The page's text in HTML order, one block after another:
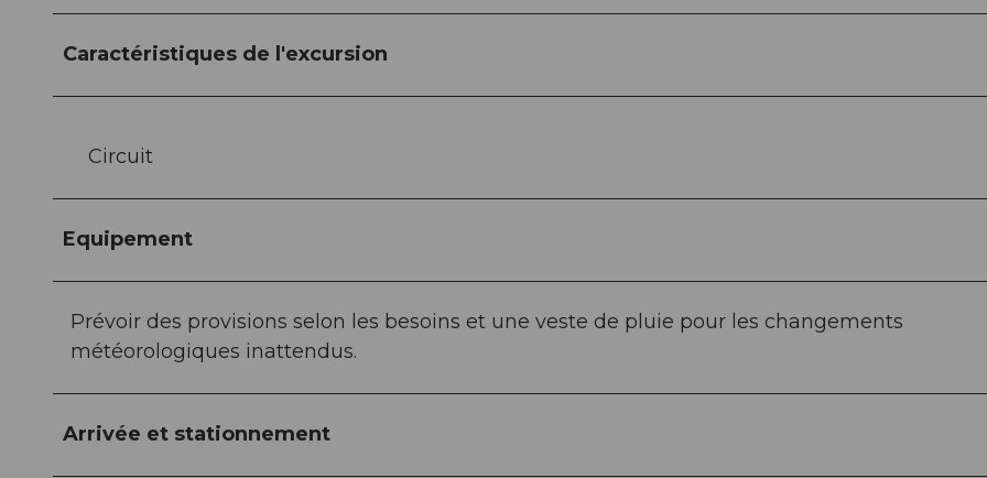
Caractéristiques de l'excursion
Circuit
Equipement
Prévoir des provisions selon les besoins et une veste de pluie pour les changements
météorologiques inattendus.
Arrivée et stationnement